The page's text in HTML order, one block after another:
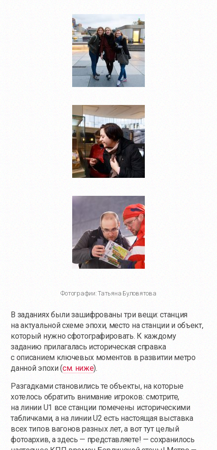
Фотографии: Татьяна Буловятова
В заданиях были зашифрованы три вещи: станция
на актуальной схеме эпохи, место на станции и объект,
который нужно сфотографировать. К каждому
заданию прилагалась историческая справка
с описанием ключевых моментов в развитии метро
данной эпохи (см. ниже).
Разгадками становились те объекты, на которые
хотелось обратить внимание игроков: смотрите,
на линии U1 все станции помечены историческими
табличками, а на линии U2 есть настоящая выставка
всех типов вагонов разных лет, а вот тут целый
фотоархив, а здесь — представляете! — сохранилось